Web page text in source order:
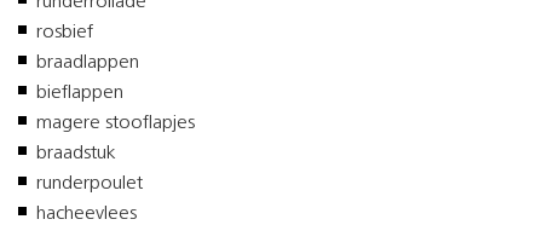
rosbief
braadlappen
bieflappen
magere stooflapjes
braadstuk
runderpoulet
hacheevlees